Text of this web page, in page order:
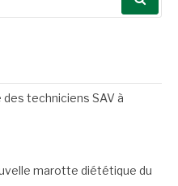
techniciens SAV à
marotte diététique du